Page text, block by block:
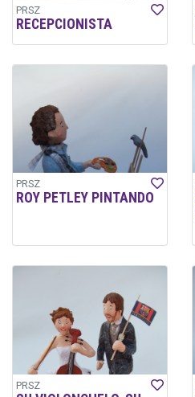
PRSZ
RECEPCIONISTA
PRSZ
ROY PETLEY PINTANDO
PRSZ